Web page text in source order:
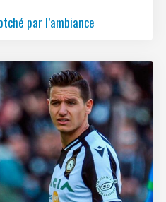
par l’ambiance